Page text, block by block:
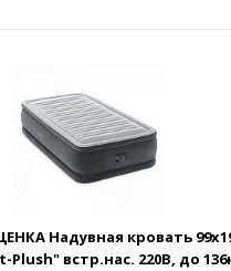
Надувная кровать
встр.нас. 220В, до